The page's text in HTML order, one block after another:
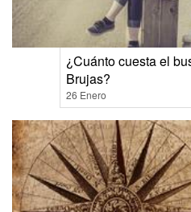
¿Cuánto cuesta el
Brujas?
26 Enero